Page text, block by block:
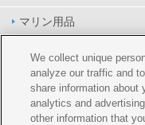
マリン用品
PAS/YPJ用品
その他用品
イベント&エンターテイ
We collect unique
analyze our traffic and
share information about
analytics and
other information that